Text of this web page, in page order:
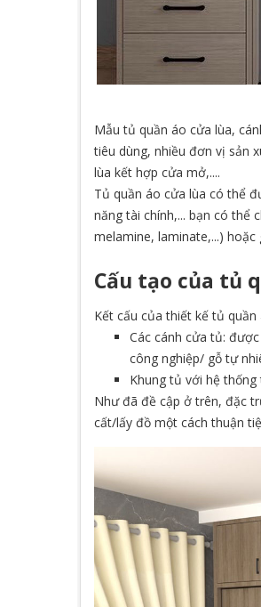
Mẫu tủ quần áo cửa lùa,
tiêu dùng, nhiều đơn vị sản
lùa kết hợp cửa mở,....
Tủ quần áo cửa lùa có thể
năng tài chính,... bạn có thể
melamine, laminate,...)
Cấu tạo của tủ
Kết cấu của thiết kế tủ
Các cánh cửa tủ:
công nghiệp/ gỗ tự
Khung tủ với hệ
Như đã đề cập ở trên, đặc
cất/lấy đồ một cách thuận